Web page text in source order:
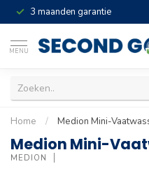
3 maanden garantie
MENU
Home / Medion Mini-
Medion Mini-
MEDION